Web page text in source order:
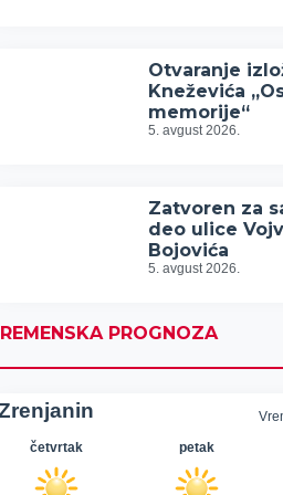
Otvaranje
Kneževića
memorije“
5. avgust 2026.
Zatvoren za
deo ulice
Bojovića
5. avgust 2026.
PROGNOZA